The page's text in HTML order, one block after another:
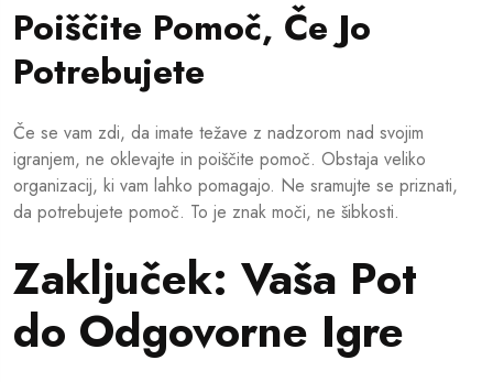
Poiščite Pomoč, Če Jo
Potrebujete
Če se vam zdi, da imate težave z nadzorom nad svojim
igranjem, ne oklevajte in poiščite pomoč. Obstaja veliko
organizacij, ki vam lahko pomagajo. Ne sramujte se priznati,
da potrebujete pomoč. To je znak moči, ne šibkosti.
Zaključek: Vaša Pot
do Odgovorne Igre